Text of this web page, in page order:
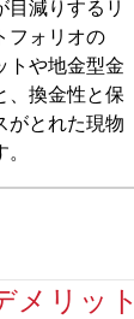
目減りするリ
フォリオの
トや地金型金
、換金性と保
がとれた現物
メリット